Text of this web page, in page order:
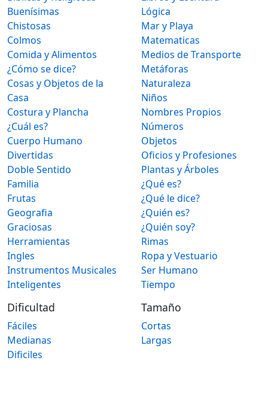
Buenísimas
Chistosas
Colmos
Comida y Alimentos
¿Cómo se dice?
Cosas y Objetos de la
Casa
Costura y Plancha
¿Cuál es?
Cuerpo Humano
Divertidas
Doble Sentido
Familia
Frutas
Geografia
Graciosas
Herramientas
Ingles
Instrumentos Musicales
Inteligentes
Lógica
Mar y Playa
Matematicas
Medios de Transporte
Metáforas
Naturaleza
Niños
Nombres Propios
Números
Objetos
Oficios y Profesiones
Plantas y Árboles
¿Qué es?
¿Qué le dice?
¿Quién es?
¿Quién soy?
Rimas
Ropa y Vestuario
Ser Humano
Tiempo
Dificultad
Fáciles
Medianas
Dificiles
Tamaño
Cortas
Largas